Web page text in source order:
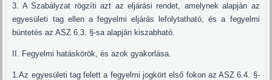
3. A Szabályzat rögzíti azt az eljárási rendet, amelynek alapján az
egyesületi tag ellen a fegyelmi eljárás lefolytatható, és a fegyelmi
büntetés az ASZ 6.3. §-sa alapján kiszabható.
II. Fegyelmi hatáskörök, és azok gyakorlása.
1.Az egyesületi tag felett a fegyelmi jogkört első fokon az ASZ 6.4. §-